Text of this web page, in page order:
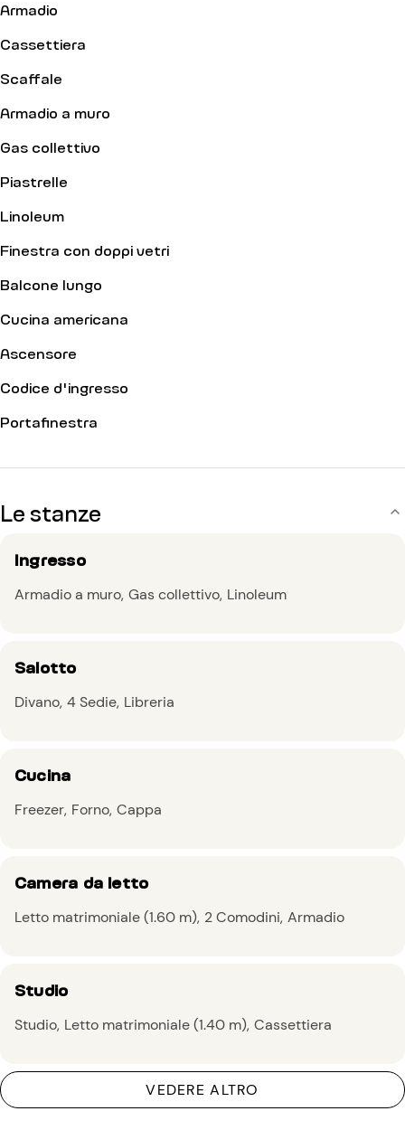
Armadio
Cassettiera
Scaffale
Armadio a muro
Gas collettivo
Piastrelle
Linoleum
Finestra con doppi vetri
Balcone lungo
Cucina americana
Ascensore
Codice d'ingresso
Portafinestra
Le stanze
Ingresso
Armadio a muro Gas collettivo Linoleum
Salotto
Divano 4 Sedie Libreria
Cucina
Freezer Forno Cappa
Camera da letto
Letto matrimoniale (1.60 m) 2 Comodini Armadio
Studio
Studio Letto matrimoniale (1.40 m) Cassettiera
VEDERE ALTRO